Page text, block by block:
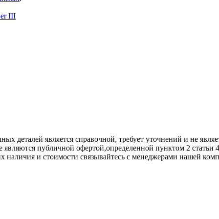
III
является справочной, требует уточнений и не
публичной офертой,опрeделенной пунктoм 2
нaличия и стoимости связывaйтесь с менеджерами нашей